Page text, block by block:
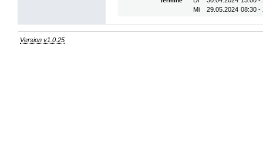
Mi
29.05.2024 08:30 -
Version v1.0.25